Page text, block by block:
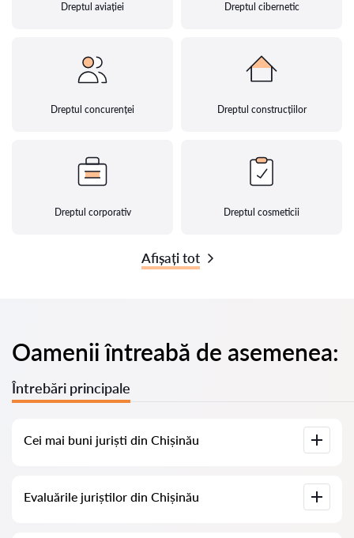
Dreptul aviației Dreptul cibernetic
Dreptul concurenței Dreptul construcțiilor
Dreptul corporativ Dreptul cosmeticii
Afișați tot
Oamenii întreabă de asemenea:
Întrebări principale
Cei mai buni juriști din Chișinău
informații complete. Prețuri, evaluări, numere de telefon și
Evaluările juriștilor din Chișinău